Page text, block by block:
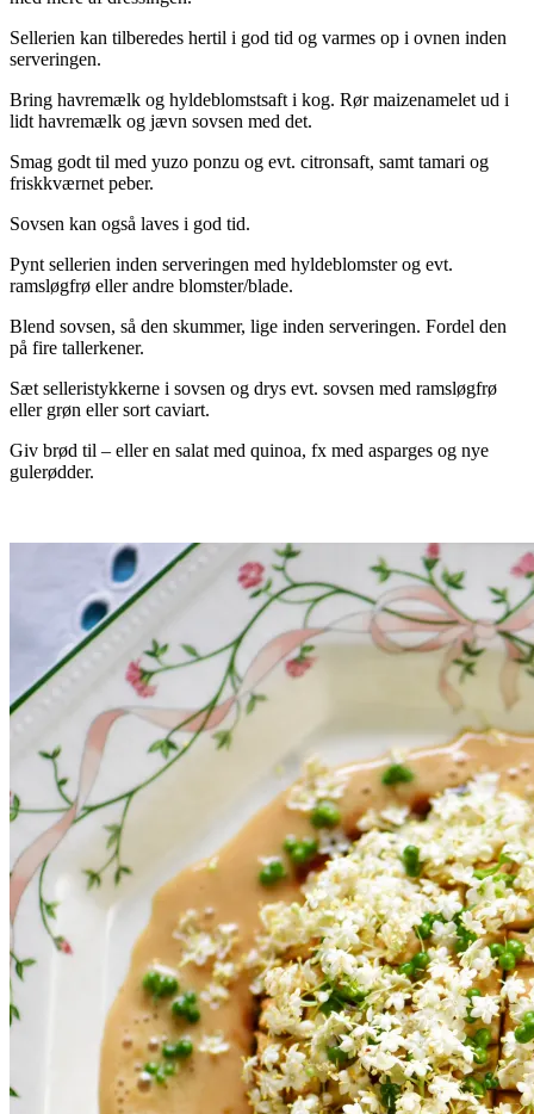
Sellerien kan tilberedes hertil i god tid og varmes op i ovnen inden
serveringen.
Bring havremælk og hyldeblomstsaft i kog. Rør maizenamelet ud i
lidt havremælk og jævn sovsen med det.
Smag godt til med yuzo ponzu og evt. citronsaft, samt tamari og
friskkværnet peber.
Sovsen kan også laves i god tid.
Pynt sellerien inden serveringen med hyldeblomster og evt.
ramsløgfrø eller andre blomster/blade.
Blend sovsen, så den skummer, lige inden serveringen. Fordel den
på fire tallerkener.
Sæt selleristykkerne i sovsen og drys evt. sovsen med ramsløgfrø
eller grøn eller sort caviart.
Giv brød til – eller en salat med quinoa, fx med asparges og nye
gulerødder.